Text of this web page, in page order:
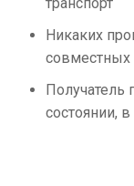
Никаких
совместных
Получатель
состоянии,